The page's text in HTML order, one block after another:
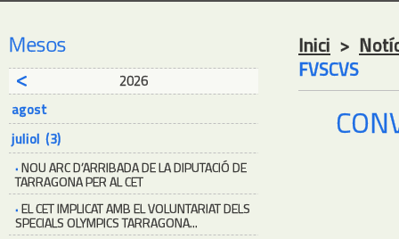
Mesos
2026
agost
juliol (3)
·NOU ARC D’ARRIBADA DE LA DIPUTACIÓ DE
TARRAGONA PER AL CET
·EL CET IMPLICAT AMB EL VOLUNTARIAT DELS
SPECIALS OLYMPICS TARRAGONA...
Inici >
FVSCVS